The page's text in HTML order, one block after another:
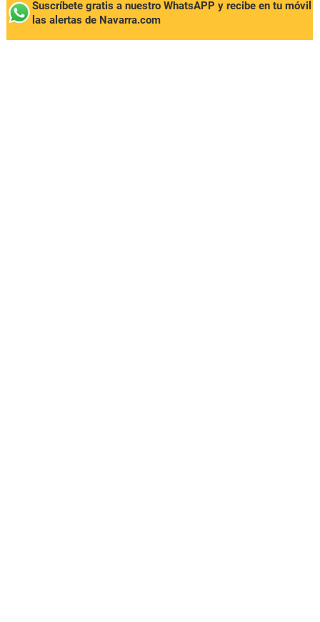
Suscríbete gratis a nuestro WhatsAPP y recibe en tu móvil
las alertas de Navarra.com